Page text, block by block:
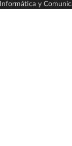
y